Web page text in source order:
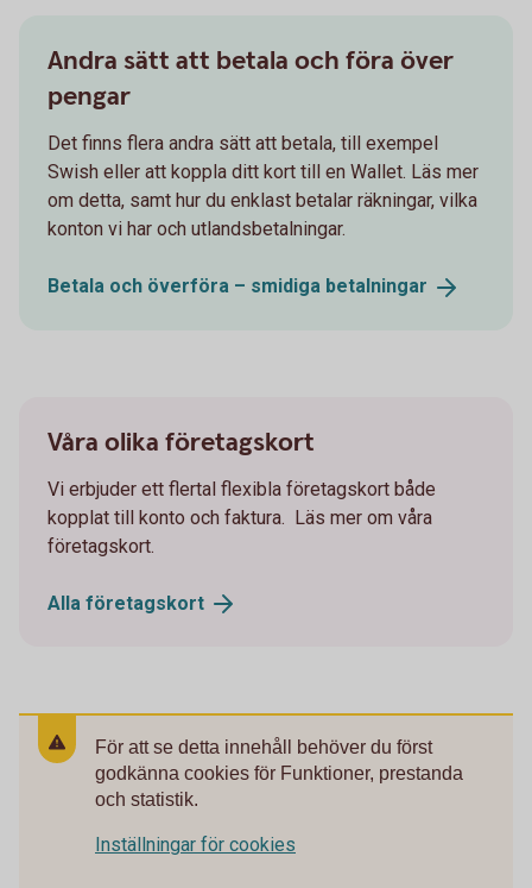
Andra sätt att betala och föra över
pengar
Det finns flera andra sätt att betala, till exempel
Swish eller att koppla ditt kort till en Wallet. Läs mer
om detta, samt hur du enklast betalar räkningar, vilka
konton vi har och utlandsbetalningar.
Betala och överföra – smidiga betalningar
Våra olika företagskort
Vi erbjuder ett flertal flexibla företagskort både
kopplat till konto och faktura. Läs mer om våra
företagskort.
Alla företagskort
För att se detta innehåll behöver du först
godkänna cookies för Funktioner, prestanda
och statistik.
Inställningar för cookies